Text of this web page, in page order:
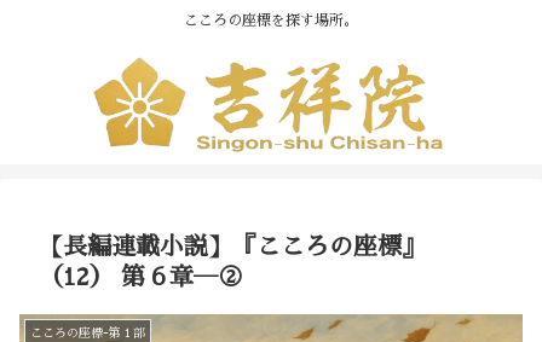
こころの座標を探す場所。
【長編連載小説】『こころの座標』
（12） 第６章―②
こころの座標ｰ第１部